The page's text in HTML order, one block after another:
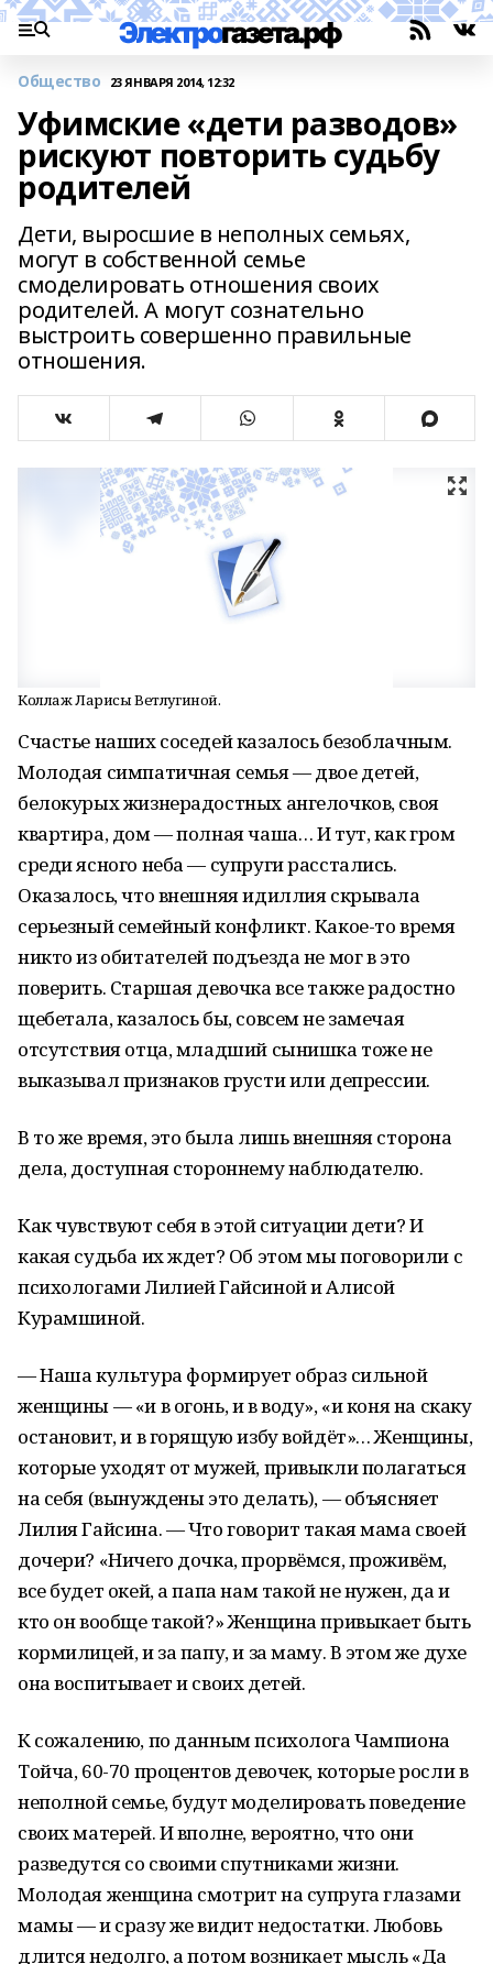
Общество 23 ЯНВАРЯ 2014, 12:32
Уфимские «дети разводов»
рискуют повторить судьбу
родителей
Дети, выросшие в неполных семьях,
могут в собственной семье
смоделировать отношения своих
родителей. А могут сознательно
выстроить совершенно правильные
отношения.
Коллаж Ларисы Ветлугиной.
Счастье наших соседей казалось безоблачным.
Молодая симпатичная семья — двое детей,
белокурых жизнерадостных ангелочков, своя
квартира, дом — полная чаша… И тут, как гром
среди ясного неба — супруги расстались.
Оказалось, что внешняя идиллия скрывала
серьезный семейный конфликт. Какое-то время
никто из обитателей подъезда не мог в это
поверить. Старшая девочка все также радостно
щебетала, казалось бы, совсем не замечая
отсутствия отца, младший сынишка тоже не
выказывал признаков грусти или депрессии.
В то же время, это была лишь внешняя сторона
дела, доступная стороннему наблюдателю.
Как чувствуют себя в этой ситуации дети? И
какая судьба их ждет? Об этом мы поговорили с
психологами Лилией Гайсиной и Алисой
Курамшиной.
— Наша культура формирует образ сильной
женщины — «и в огонь, и в воду», «и коня на скаку
остановит, и в горящую избу войдёт»… Женщины,
которые уходят от мужей, привыкли полагаться
на себя (вынуждены это делать), — объясняет
Лилия Гайсина. — Что говорит такая мама своей
дочери? «Ничего дочка, прорвёмся, проживём,
все будет окей, а папа нам такой не нужен, да и
кто он вообще такой?» Женщина привыкает быть
кормилицей, и за папу, и за маму. В этом же духе
она воспитывает и своих детей.
К сожалению, по данным психолога Чампиона
Тойча, 60-70 процентов девочек, которые росли в
неполной семье, будут моделировать поведение
своих матерей. И вполне, вероятно, что они
разведутся со своими спутниками жизни.
Молодая женщина смотрит на супруга глазами
мамы — и сразу же видит недостатки. Любовь
длится недолго, а потом возникает мысль «Да